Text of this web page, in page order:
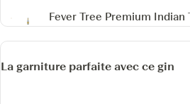
Fever Tree Premium Indian
La garniture parfaite avec ce gin